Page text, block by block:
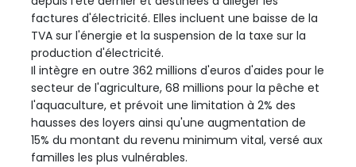
factures d'électricité. Elles incluent une baisse de la
TVA sur l'énergie et la suspension de la taxe sur la
production d'électricité.
Il intègre en outre 362 millions d'euros d'aides pour le
secteur de l'agriculture, 68 millions pour la pêche et
l'aquaculture, et prévoit une limitation à 2% des
hausses des loyers ainsi qu'une augmentation de
15% du montant du revenu minimum vital, versé aux
familles les plus vulnérables.